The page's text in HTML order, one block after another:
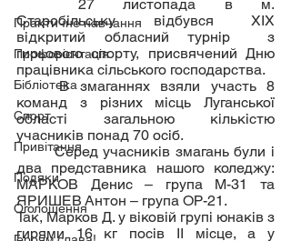
Практичне навчання
Профорієнтація
Бібліотека
Спорт
Привітання
Подяки
Оголошення
	27 листопада в м.
Старобільську відбувся ХІХ
відкритий обласний турнір  з
гирьового спорту, присвячений Дню
працівника сільського господарства.
	В змаганнях взяли участь 8
команд з різних місць Луганської
області загальною кількістю
учасників понад 70 осіб.
	Серед учасників змагань були і
два представника нашого коледжу:
МАРКОВ Денис – група М-31 та
ЯРИШЕВ Антон – група ОР-21.
Так, Марков Д. у віковій групі юнаків з
гирями 16 кг посів ІІ місце, а у